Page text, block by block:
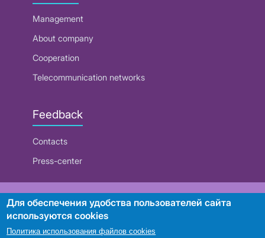
Management
About company
Cooperation
Telecommunication networks
Feedback
Contacts
Press-center
RUE "Beltelecom"
Для обеспечения удобства пользователей сайта
используются cookies
Политика использования файлов cookies